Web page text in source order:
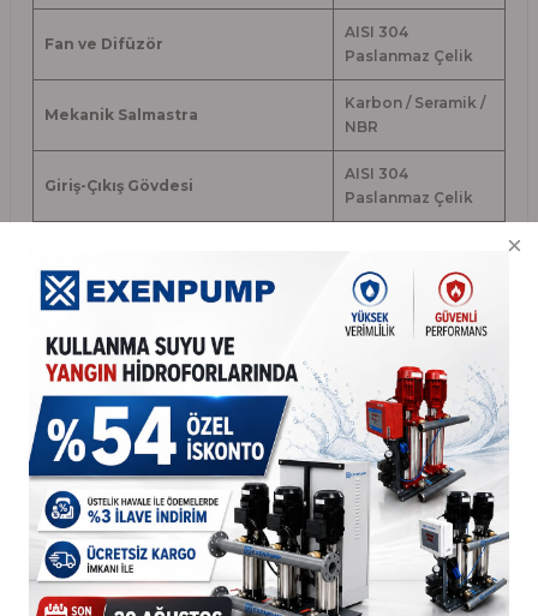
Fan ve Difüzör
AISI 304
Paslanmaz Çelik
Mekanik Salmastra
Karbon / Seramik /
NBR
Giriş-Çıkış Gövdesi
AISI 304
Paslanmaz Çelik
PERFORMANS DEĞERLERİ